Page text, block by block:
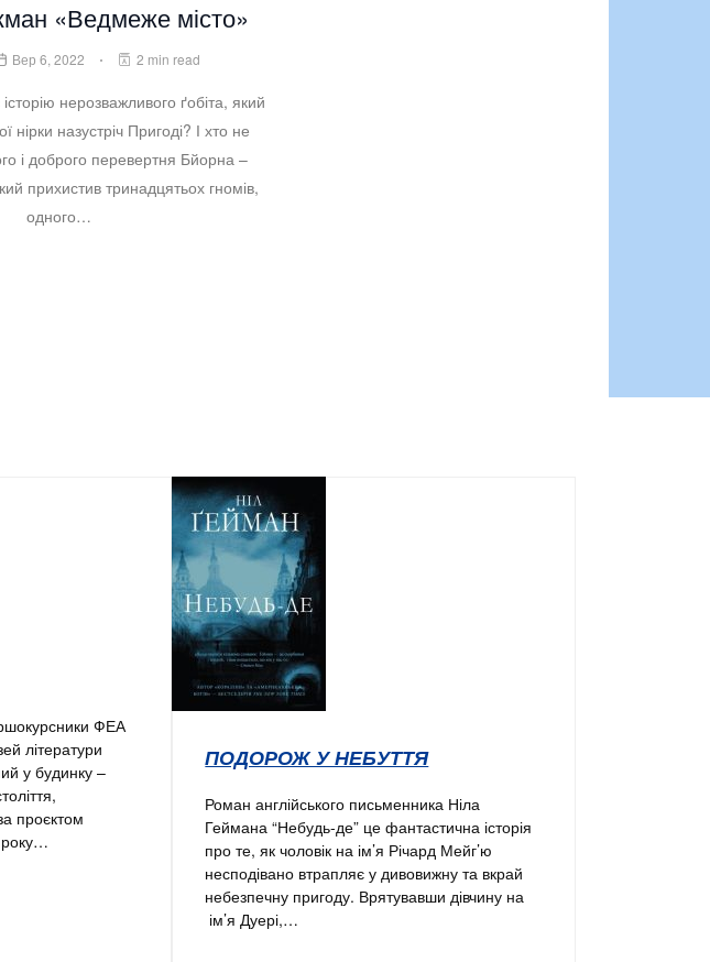
«Ведмеже місто»
Вер 6, 2022 2 min read
нерозважливого ґобіта, який
нірки назустріч Пригоді? І хто не
і доброго перевертня Бйорна –
прихистив тринадцятьох гномів,
одного…
ФЕА
літератури
у будинку –
проєктом
ПОДОРОЖ У НЕБУТТЯ
Роман англійського письменника Ніла
Геймана “Небудь-де” це фантастична історія
про те, як чоловік на ім’я Річард Мейг’ю
несподівано втрапляє у дивовижну та вкрай
небезпечну пригоду. Врятувавши дівчину на
ім’я Дуері,…